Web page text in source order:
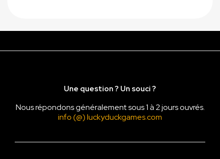
Une question ? Un souci ?
Nous répondons généralement sous 1 à 2 jours ouvrés.
info (@) luckyduckgames.com